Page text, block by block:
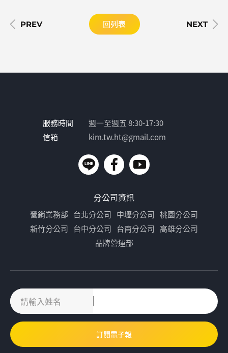
回列表
服務時間
週一至週五 8:30-17:30
信箱
kim.tw.ht@gmail.com
分公司資訊
營銷業務部 台北分公司 中壢分公司 桃園分公司
新竹分公司 台中分公司 台南分公司 高雄分公司
品牌營運部